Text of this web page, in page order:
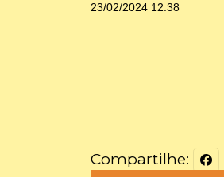
23/02/2024 12:38
Compartilhe: